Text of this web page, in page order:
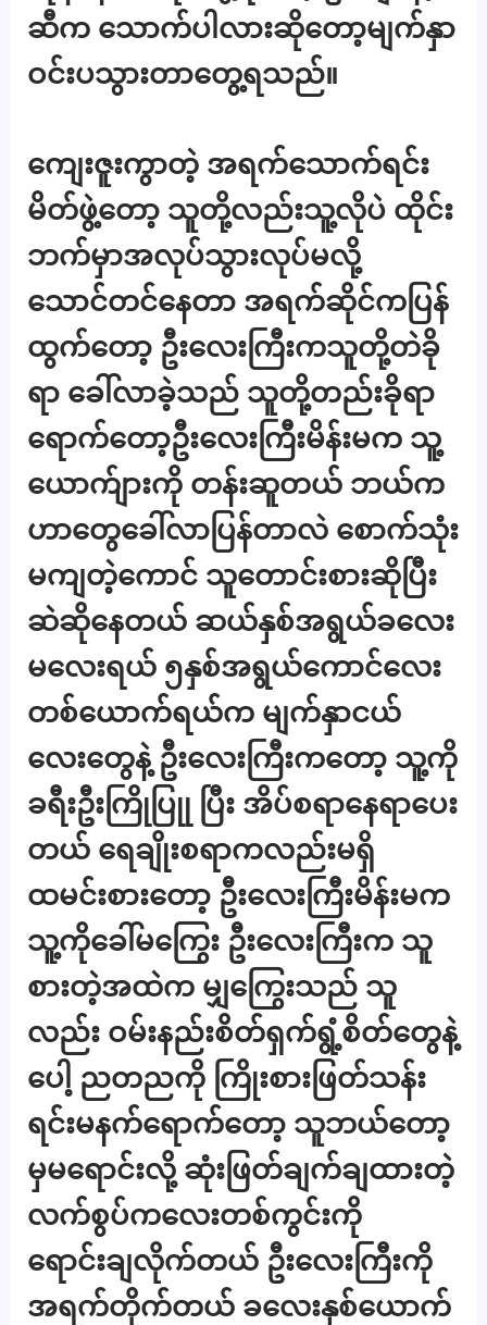
ဆီက သောက်ပါလားဆိုတော့မျက်နှာ
ဝင်းပသွားတာတွေ့ရသည်။
ကျေးဇူးကွာတဲ့ အရက်သောက်ရင်း
မိတ်ဖွဲ့တော့ သူတို့လည်းသူ့လိုပဲ ထိုင်း
ဘက်မှာအလုပ်သွားလုပ်မလို့
သောင်တင်နေတာ အရက်ဆိုင်ကပြန်
ထွက်တော့ ဦးလေးကြီးကသူတို့တဲခို
ရာ ခေါ်လာခဲ့သည် သူတို့တည်းခိုရာ
ရောက်တော့ဦးလေးကြီးမိန်းမက သူ့
ယောက်ျားကို တန်းဆူတယ် ဘယ်က
ဟာတွေခေါ်လာပြန်တာလဲ စောက်သုံး
မကျတဲ့ကောင် သူတောင်းစားဆိုပြီး
ဆဲဆိုနေတယ် ဆယ်နှစ်အရွယ်ခလေး
မလေးရယ် ၅နှစ်အရွယ်ကောင်လေး
တစ်ယောက်ရယ်က မျက်နှာငယ်
လေးတွေနဲ့ ဦးလေးကြီးကတော့ သူ့ကို
ခရီးဦးကြိုပြုု ပြီး အိပ်စရာနေရာပေး
တယ် ရေချိုးစရာကလည်းမရှိ
ထမင်းစားတော့ ဦးလေးကြီးမိန်းမက
သူ့ကိုခေါ်မကြွေး ဦးလေးကြီးက သူ
စားတဲ့အထဲက မျှကြွေးသည် သူ
လည်း ဝမ်းနည်းစိတ်ရှက်ရွံ့စိတ်တွေနဲ့
ပေါ့ ညတညကို ကြိုးစားဖြတ်သန်း
ရင်းမနက်ရောက်တော့ သူဘယ်တော့
မှမရောင်းလို့ ဆုံးဖြတ်ချက်ချထားတဲ့
လက်စွပ်ကလေးတစ်ကွင်းကို
ရောင်းချလိုက်တယ် ဦးလေးကြီးကို
အရက်တိုက်တယ် ခလေးနှစ်ယောက်